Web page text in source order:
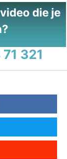
die je
321